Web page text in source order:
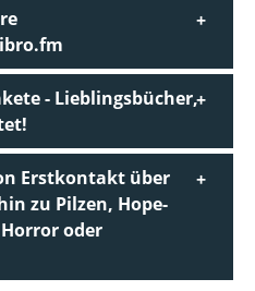
- Lieblingsbücher,
Erstkontakt über
zu Pilzen, Hope-
oder